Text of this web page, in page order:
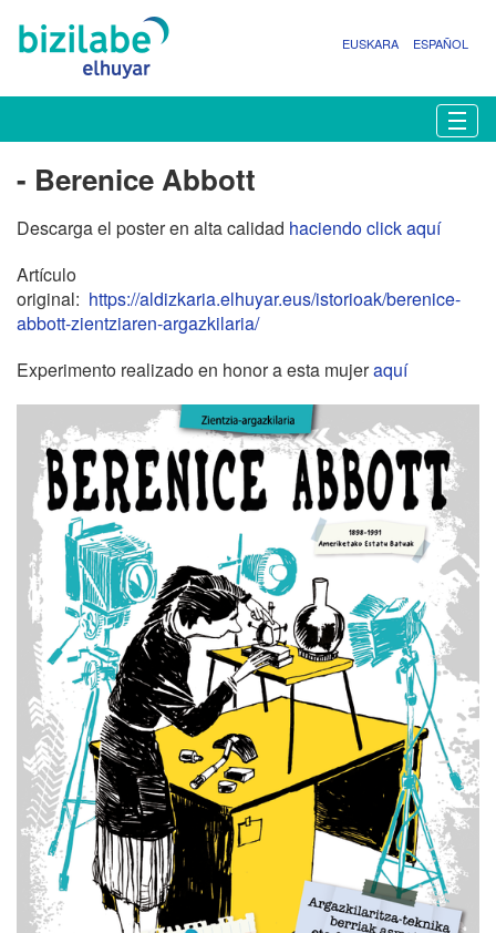
EUSKARA ESPAÑOL
- Berenice Abbott
Descarga el poster en alta calidad haciendo click aquí
Artículo
original: https://aldizkaria.elhuyar.eus/istorioak/berenice-
abbott-zientziaren-argazkilaria/
Experimento realizado en honor a esta mujeraquí